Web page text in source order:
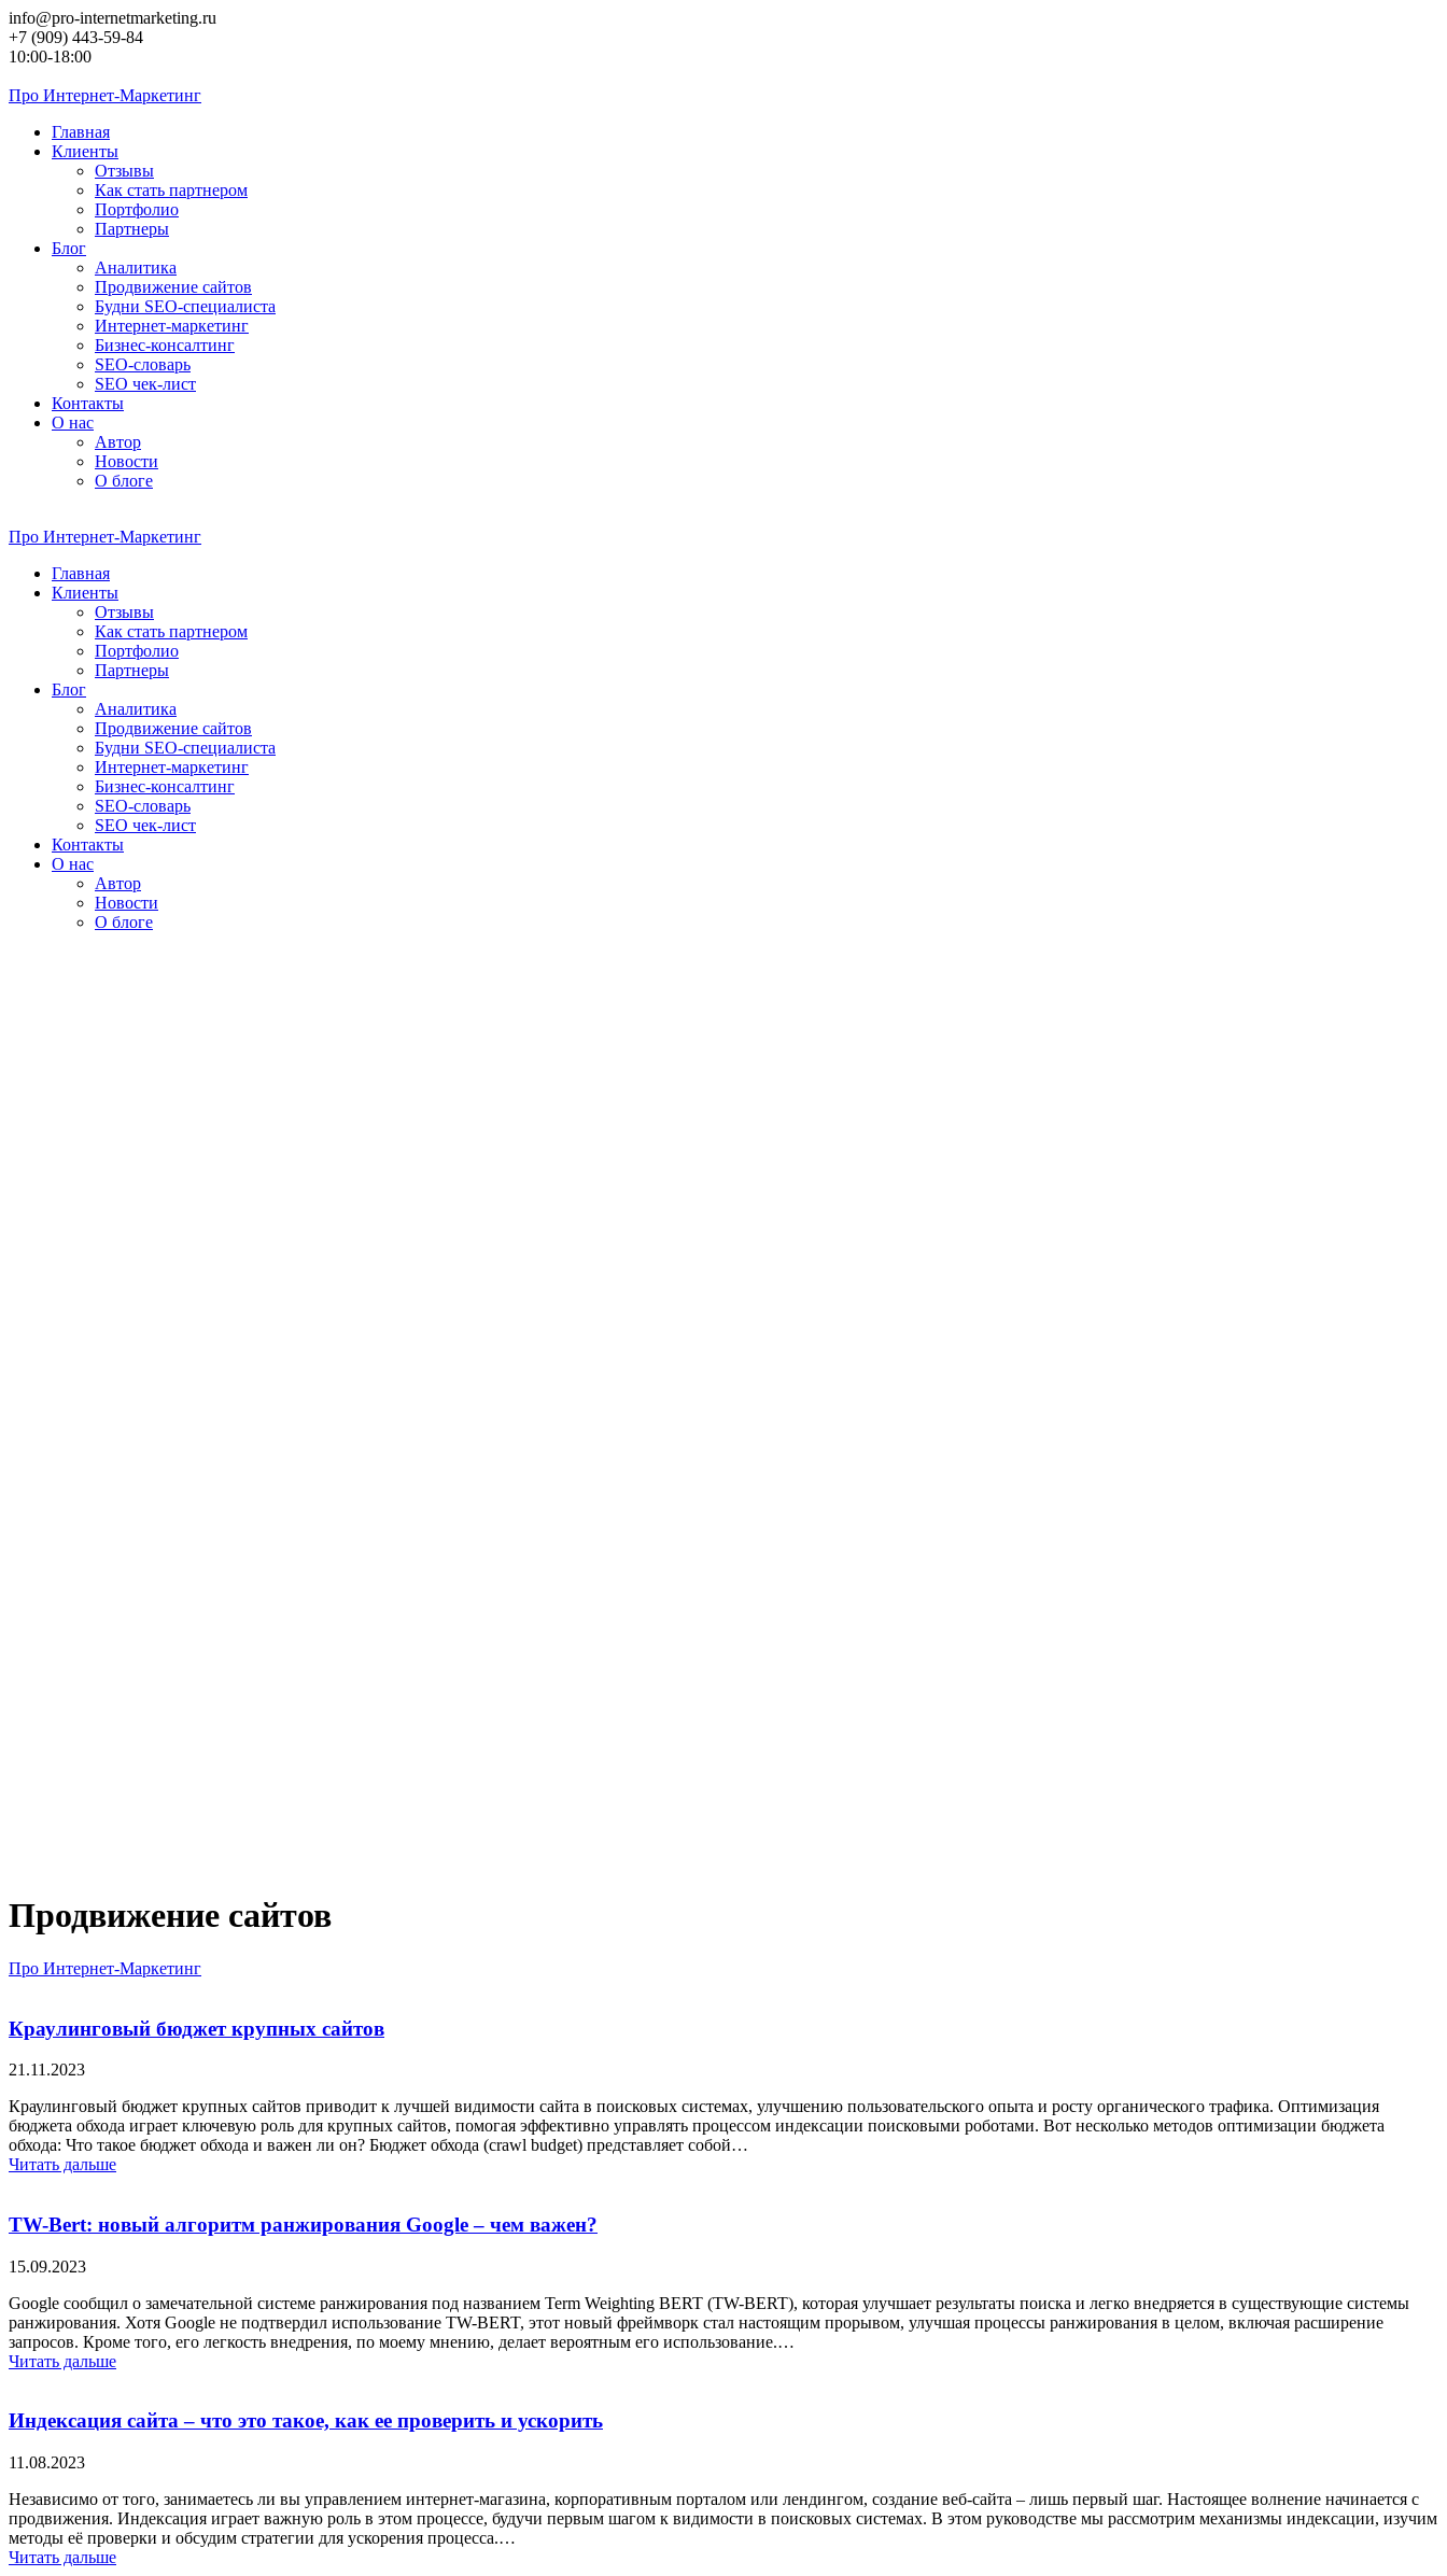
Перейти
к
контенту
info@pro-internetmarketing.ru
+7 (909) 443-59-84
10:00-18:00
Про Интернет-Маркетинг
Главная
Клиенты
Отзывы
Как стать партнером
Портфолио
Партнеры
Блог
Аналитика
Продвижение сайтов
Будни SEO-специалиста
Интернет-маркетинг
Бизнес-консалтинг
SEO-словарь
SEO чек-лист
Контакты
О нас
Автор
Новости
О блоге
Про Интернет-Маркетинг
Главная
Клиенты
Отзывы
Как стать партнером
Портфолио
Партнеры
Блог
Аналитика
Продвижение сайтов
Будни SEO-специалиста
Интернет-маркетинг
Бизнес-консалтинг
SEO-словарь
SEO чек-лист
Контакты
О нас
Автор
Новости
О блоге
Продвижение сайтов
Про Интернет-Маркетинг
Краулинговый бюджет крупных сайтов
21.11.2023
Краулинговый бюджет крупных сайтов приводит к лучшей видимости сайта в поисковых системах, улучшению пользовательского опыта и росту органического трафика. Оптимизация
бюджета обхода играет ключевую роль для крупных сайтов, помогая эффективно управлять процессом индексации поисковыми роботами. Вот несколько методов оптимизации бюджета
обхода: Что такое бюджет обхода и важен ли он? Бюджет обхода (crawl budget) представляет собой…
Читать дальше
TW-Bert: новый алгоритм ранжирования Google – чем важен?
15.09.2023
Google сообщил о замечательной системе ранжирования под названием Term Weighting BERT (TW-BERT), которая улучшает результаты поиска и легко внедряется в существующие системы
ранжирования. Хотя Google не подтвердил использование TW-BERT, этот новый фреймворк стал настоящим прорывом, улучшая процессы ранжирования в целом, включая расширение
запросов. Кроме того, его легкость внедрения, по моему мнению, делает вероятным его использование.…
Читать дальше
Индексация сайта – что это такое, как ее проверить и ускорить
11.08.2023
Независимо от того, занимаетесь ли вы управлением интернет-магазина, корпоративным порталом или лендингом, создание веб-сайта – лишь первый шаг. Настоящее волнение начинается с
продвижения. Индексация играет важную роль в этом процессе, будучи первым шагом к видимости в поисковых системах. В этом руководстве мы рассмотрим механизмы индексации, изучим
методы её проверки и обсудим стратегии для ускорения процесса.…
Читать дальше